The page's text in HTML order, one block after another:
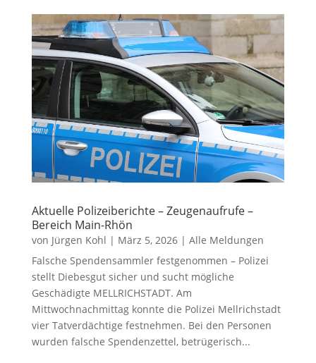
Aktuelle Polizeiberichte – Zeugenaufrufe –
Bereich Main-Rhön
von Jürgen Kohl | März 5, 2026| Alle Meldungen
Falsche Spendensammler festgenommen – Polizei
stellt Diebesgut sicher und sucht mögliche
Geschädigte MELLRICHSTADT. Am
Mittwochnachmittag konnte die Polizei Mellrichstadt
vier Tatverdächtige festnehmen. Bei den Personen
wurden falsche Spendenzettel, betrügerisch...